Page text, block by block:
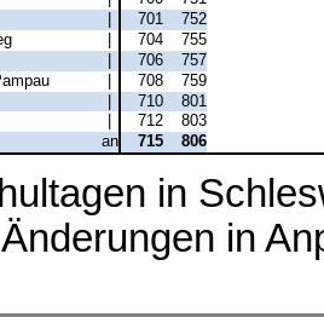
701
752
704
755
706
757
| 708
759
| 710
801
712
803
an 715 806
in
in